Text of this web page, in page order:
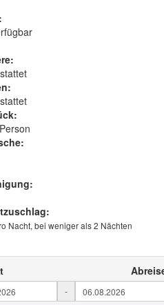
Nacht, bei weniger als 2 Nächten
-